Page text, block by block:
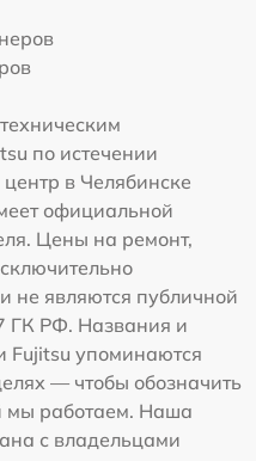
по истечении
в Челябинске
официальной
Цены на ремонт,
не являются публичной
ГК РФ. Названия и
Fujitsu упоминаются
— чтобы обозначить
мы работаем. Наша
с владельцами